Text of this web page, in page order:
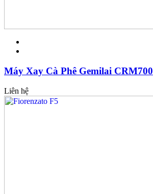
Máy Xay Cà Phê Gemilai CRM700
Liên hệ